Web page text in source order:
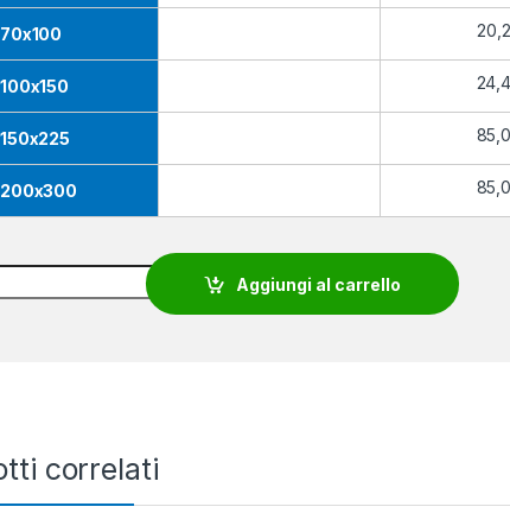
70x100
100x150
150x225
200x300
Obwalden quantity
Aggiungi al carrello
correlati